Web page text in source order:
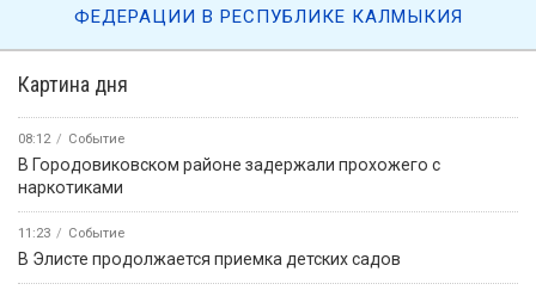
Картина дня
08:12 Событие
В Городовиковском районе задержали прохожего с
наркотиками
11:23 Событие
В Элисте продолжается приемка детских садов
ФЕДЕРАЦИИ В РЕСПУБЛИКЕ КАЛМЫКИЯ